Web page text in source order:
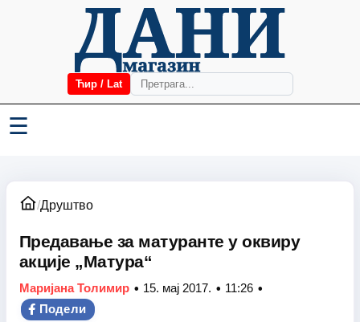
Ћир / Lat
☰
/Друштво
Предавање за матуранте у оквиру
акције „Матура“
Маријана Толимир • 15. мај 2017. • 11:26 •
Подели